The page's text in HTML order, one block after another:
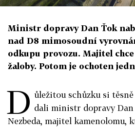
Ministr dopravy Dan Ťok
nad D8 mimosoudní
odkupu provozu. Majitel
žaloby. Potom je ochoten
D ůležitou schůzku si
dali ministr dopravy Dan
Nezbeda, majitel kamenolomu,